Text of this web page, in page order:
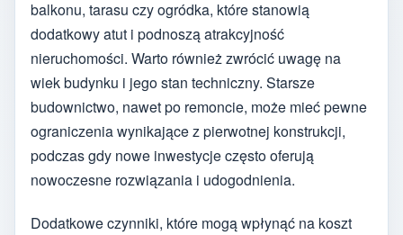
balkonu, tarasu czy ogródka, które stanowią
dodatkowy atut i podnoszą atrakcyjność
nieruchomości. Warto również zwrócić uwagę na
wiek budynku i jego stan techniczny. Starsze
budownictwo, nawet po remoncie, może mieć pewne
ograniczenia wynikające z pierwotnej konstrukcji,
podczas gdy nowe inwestycje często oferują
nowoczesne rozwiązania i udogodnienia.
Dodatkowe czynniki, które mogą wpłynąć na koszt